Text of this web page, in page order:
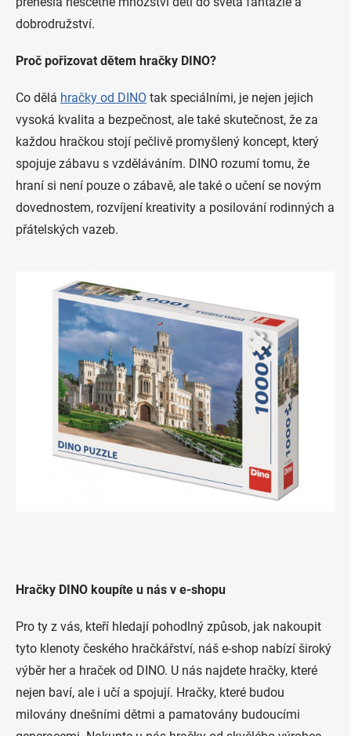
dobrodružství.
Proč pořizovat dětem hračky DINO?
Co dělá hračky od DINO tak speciálními, je nejen jejich
vysoká kvalita a bezpečnost, ale také skutečnost, že za
každou hračkou stojí pečlivě promyšlený koncept, který
spojuje zábavu s vzděláváním. DINO rozumí tomu, že
hraní si není pouze o zábavě, ale také o učení se novým
dovednostem, rozvíjení kreativity a posilování rodinných a
přátelských vazeb.
Hračky DINO koupíte u nás v e-shopu
Pro ty z vás, kteří hledají pohodlný způsob, jak nakoupit
tyto klenoty českého hračkářství, náš e-shop nabízí široký
výběr her a hraček od DINO. U nás najdete hračky, které
nejen baví, ale i učí a spojují. Hračky, které budou
milovány dnešními dětmi a pamatovány budoucími